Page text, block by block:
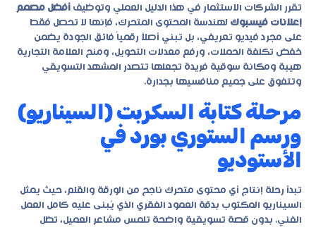
تقرر الشركات الاستثمار في هذا الدليل العملي وتوظيف أفضل مصمم
إعلانات فيسبوك لهندسة المحتوى المتحرك، فإنها لا تحصل فقط
على مجرد فيديو تعريفي، بل تبني أصلاً رقمياً فائق الجودة يضمن
خفض تكلفة الحملات، ورفع معدلات التحويل، ومنح العلامة التجارية
هيبة ومكانة سوقية فريدة تجعلها تتصدر المشهد التسويقي
وتتفوق على جميع منافسيها بجدارة.
مرحلة كتابة السكربت (السيناريو)
ورسم الستوري بورد في
الأستوديو
تبدأ رحلة إنتاج أي محتوى متحرك ناجح من الورقة والقلم، حيث يمثل
السيناريو المكتوب بدقة العمود الفقري الذي يُبنى عليه كامل العمل
الفني. بدون قصة تسويقية واضحة تلمس مشاعر العميل، تظل